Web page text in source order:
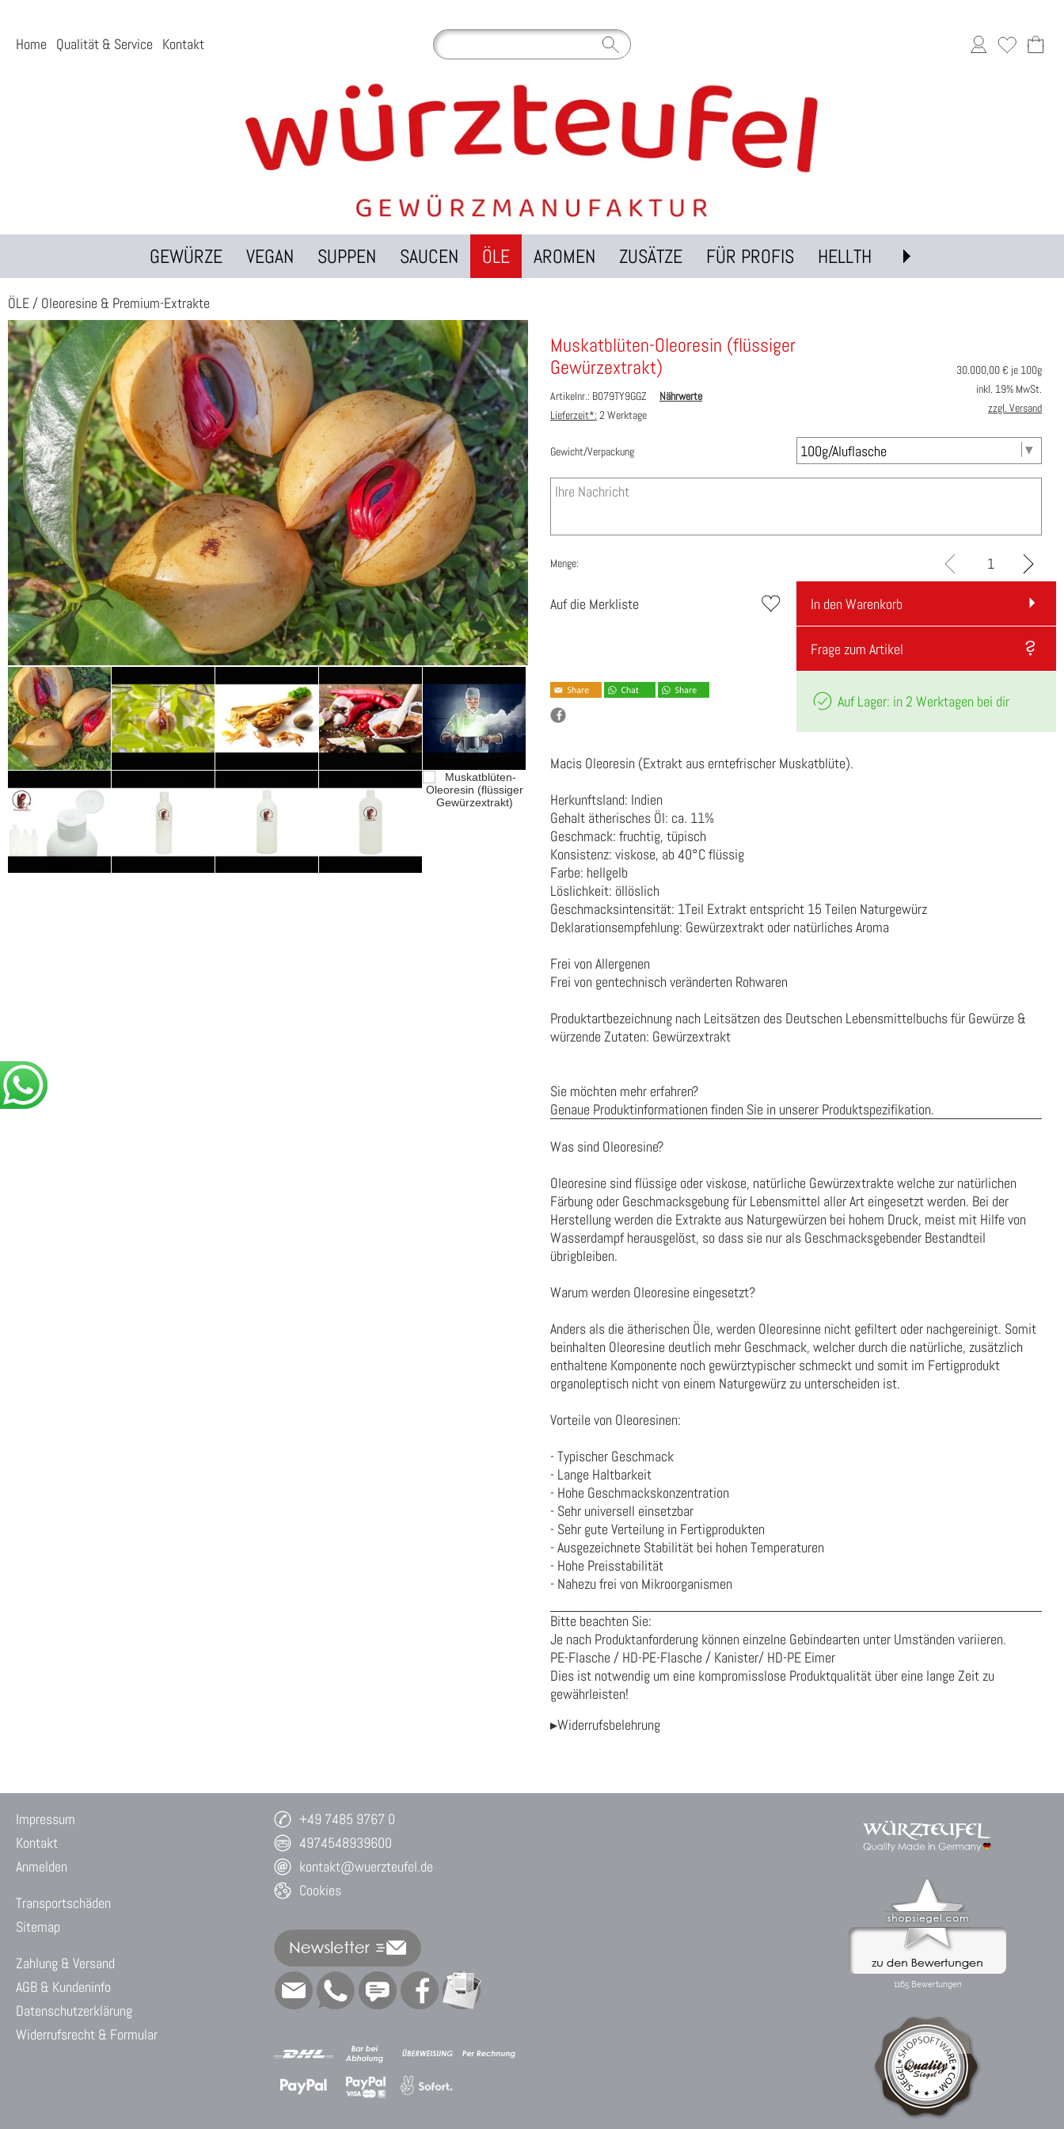
Home Qualität & Service Kontakt
GEWÜRZE VEGAN SUPPEN SAUCEN ÖLE AROMEN ZUSÄTZE FÜR PROFIS HELLTH
ÖLE / Oleoresine & Premium-Extrakte
Muskatblüten-Oleoresin (flüssiger
Gewürzextrakt)
Artikelnr.: B079TY9GGZ
Nährwerte
Lieferzeit*: 2 Werktage
30.000,00€ je 100g
inkl. 19% MwSt.
zzgl. Versand
Gewicht/Verpackung
Menge:
Auf die Merkliste In den Warenkorb
Frage zum Artikel
Auf Lager: in 2 Werktagen bei dir
Macis Oleoresin (Extrakt aus erntefrischer Muskatblüte).
Herkunftsland: Indien
Gehalt ätherisches Öl: ca. 11%
Geschmack: fruchtig, tüpisch
Konsistenz: viskose, ab 40°C flüssig
Farbe: hellgelb
Löslichkeit: öllöslich
Geschmacksintensität: 1Teil Extrakt entspricht 15 Teilen Naturgewürz
Deklarationsempfehlung: Gewürzextrakt oder natürliches Aroma
Frei von Allergenen
Frei von gentechnisch veränderten Rohwaren
Produktartbezeichnung nach Leitsätzen des Deutschen Lebensmittelbuchs für Gewürze &
würzende Zutaten: Gewürzextrakt
Sie möchten mehr erfahren?
Genaue Produktinformationen finden Sie in unserer Produktspezifikation.
Was sind Oleoresine?
Oleoresine sind flüssige oder viskose, natürliche Gewürzextrakte welche zur natürlichen
Färbung oder Geschmacksgebung für Lebensmittel aller Art eingesetzt werden. Bei der
Herstellung werden die Extrakte aus Naturgewürzen bei hohem Druck, meist mit Hilfe von
Wasserdampf herausgelöst, so dass sie nur als Geschmacksgebender Bestandteil
übrigbleiben.
Warum werden Oleoresine eingesetzt?
Anders als die ätherischen Öle, werden Oleoresinne nicht gefiltert oder nachgereinigt. Somit
beinhalten Oleoresine deutlich mehr Geschmack, welcher durch die natürliche, zusätzlich
enthaltene Komponente noch gewürztypischer schmeckt und somit im Fertigprodukt
organoleptisch nicht von einem Naturgewürz zu unterscheiden ist.
Vorteile von Oleoresinen:
- Typischer Geschmack
- Lange Haltbarkeit
- Hohe Geschmackskonzentration
- Sehr universell einsetzbar
- Sehr gute Verteilung in Fertigprodukten
- Ausgezeichnete Stabilität bei hohen Temperaturen
- Hohe Preisstabilität
- Nahezu frei von Mikroorganismen
Bitte beachten Sie:
Je nach Produktanforderung können einzelne Gebindearten unter Umständen variieren.
PE-Flasche / HD-PE-Flasche / Kanister/ HD-PE Eimer
Dies ist notwendig um eine kompromisslose Produktqualität über eine lange Zeit zu
gewährleisten!
▸Widerrufsbelehrung
Impressum
Kontakt
Anmelden
Transportschäden
Sitemap
Zahlung & Versand
AGB & Kundeninfo
Datenschutzerklärung
Widerrufsrecht & Formular
+49 7485 9767 0
4974548939600
kontakt@wuerzteufel.de
Cookies